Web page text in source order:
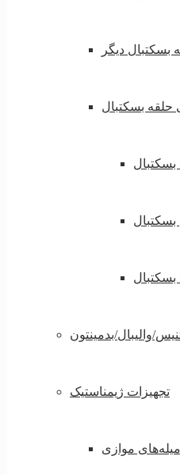
بسکتبال دیگر
حلقه بسکتبال
بسکتبال
بسکتبال
والیبال/بدمینتون
تجهیزات ژیمناستیک
میله‌های موازی